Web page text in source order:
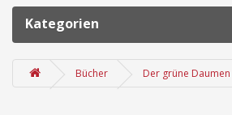
Kategorien
Bücher Der grüne